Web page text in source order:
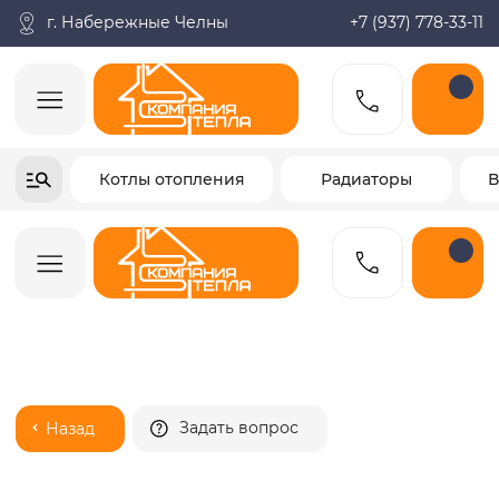
г. Набережные Челны
Котлы отопления Радиаторы Водонагреватели
+7-937-778-33-11